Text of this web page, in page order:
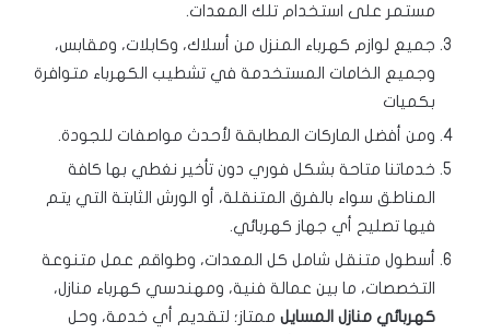
مستمر على استخدام تلك المعدات.
جميع لوازم كهرباء المنزل من أسلاك، وكابلات، ومقابس،
وجميع الخامات المستخدمة في تشطيب الكهرباء متوافرة
بكميات
ومن أفضل الماركات المطابقة لأحدث مواصفات للجودة.
خدماتنا متاحة بشكل فوري دون تأخير نغطي بها كافة
المناطق سواء بالفرق المتنقلة، أو الورش الثابتة التي يتم
فيها تصليح أي جهاز كهربائي.
أسطول متنقل شامل كل المعدات، وطواقم عمل متنوعة
التخصصات، ما بين عمالة فنية، ومهندسي كهرباء منازل،
كهربائي منازل المسايل ممتاز؛ لتقديم أي خدمة، وحل